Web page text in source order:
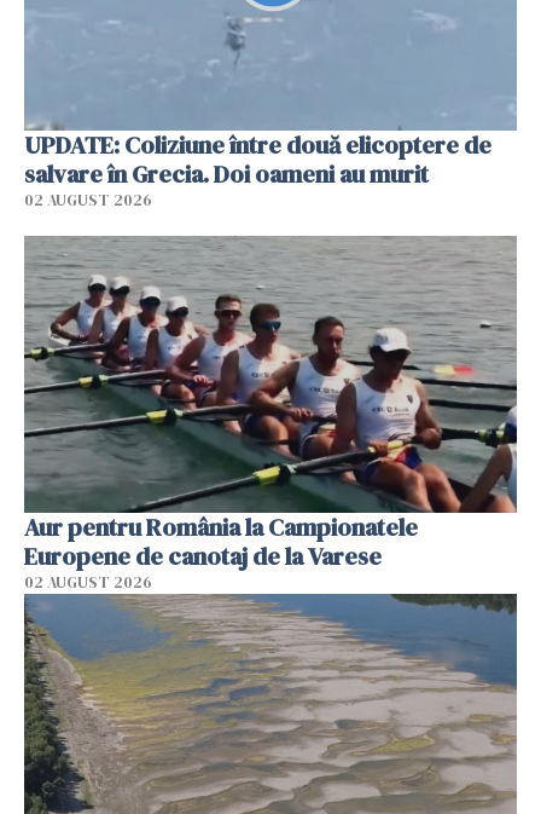
UPDATE: Coliziune între două elicoptere de
salvare în Grecia. Doi oameni au murit
02 AUGUST 2026
Aur pentru România la Campionatele
Europene de canotaj de la Varese
02 AUGUST 2026